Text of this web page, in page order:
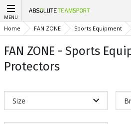
MENU
Home FAN ZONE Sports Equipment
FAN ZONE - Sports
Protectors
Size